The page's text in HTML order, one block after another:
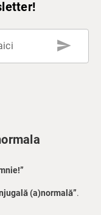
send
(a)normală”.